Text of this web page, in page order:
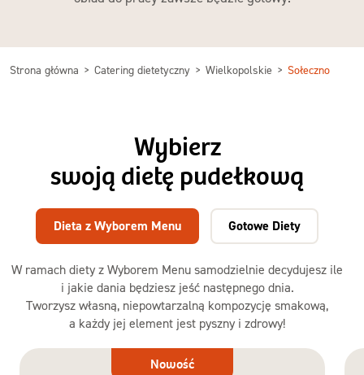
Strona główna Catering dietetyczny Wielkopolskie Sołeczno
Wybierz
swoją dietę pudełkową
W ramach diety z Wyborem Menu samodzielnie decydujesz ile
i jakie dania będziesz jeść następnego dnia.
Tworzysz własną, niepowtarzalną kompozycję smakową,
a każdy jej element jest pyszny i zdrowy!
Dieta z Wyborem Menu Gotowe Diety
Dieta
Nowość